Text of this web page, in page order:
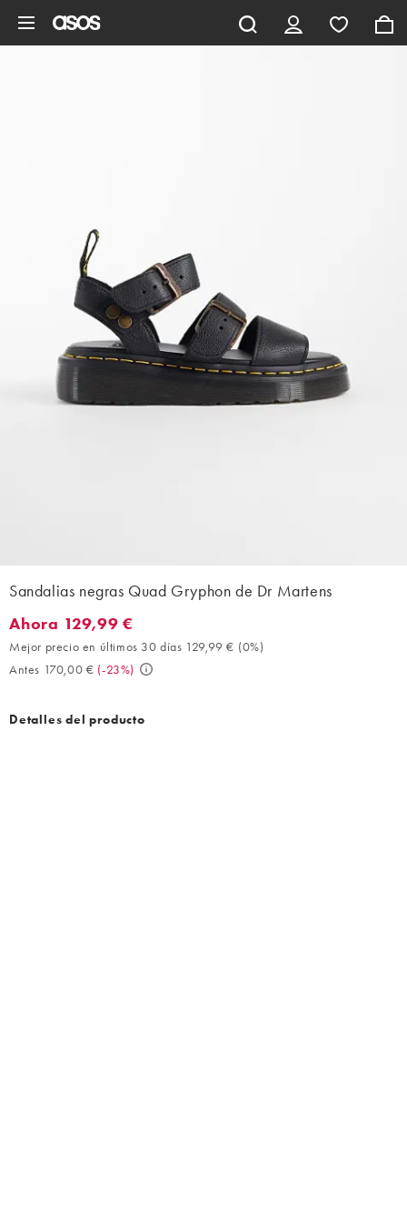
Sandalias negras Quad Gryphon de Dr Martens
Ahora 129,99 €. Mejor precio en últimos 30 días 129,99 € (0%).
Ahora 129,99 €
Mejor precio en últimos 30 días 129,99 € (0%)
Antes 170,00 € (-23%)
Detalles del producto